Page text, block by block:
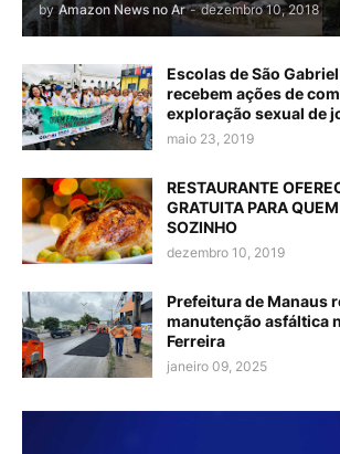
by Amazon News no Ar - dezembro 10, 2018
Escolas de São
recebem ações de
exploração sexual de
maio 23, 2019
RESTAURANTE
GRATUITA PARA
SOZINHO
dezembro 10, 2019
Prefeitura de Manaus
manutenção asfáltica
Ferreira
janeiro 09, 2025